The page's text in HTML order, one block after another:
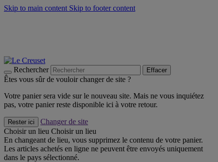
Skip to main content Skip to footer content
Rechercher Effacer
Êtes vous sûr de vouloir changer de site ?
Votre panier sera vide sur le nouveau site. Mais ne vous inquiétez
pas, votre panier reste disponible ici à votre retour.
Rester ici
Changer de site
Choisir un lieu Choisir un lieu
En changeant de lieu, vous supprimez le contenu de votre panier.
Les articles achetés en ligne ne peuvent être envoyés uniquement
dans le pays sélectionné.